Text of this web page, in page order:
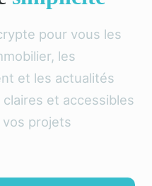
pour vous les
les
et les actualités
et accessibles
projets